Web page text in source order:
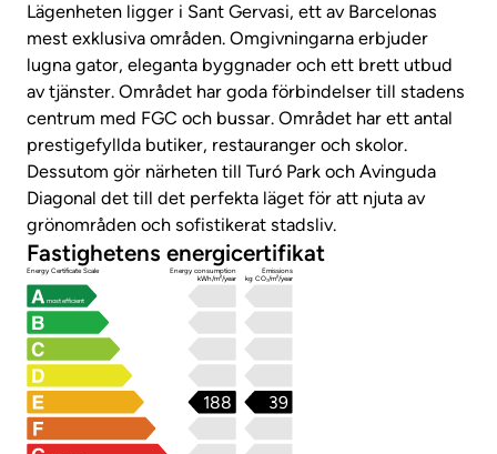
Lägenheten ligger i Sant Gervasi, ett av Barcelonas
mest exklusiva områden. Omgivningarna erbjuder
lugna gator, eleganta byggnader och ett brett utbud
av tjänster. Området har goda förbindelser till stadens
centrum med FGC och bussar. Området har ett antal
prestigefyllda butiker, restauranger och skolor.
Dessutom gör närheten till Turó Park och Avinguda
Diagonal det till det perfekta läget för att njuta av
grönområden och sofistikerat stadsliv.
Fastighetens energicertifikat
Energy Certificate Scale
Energy consumption
kWh/m²/year
Emissions
kg CO₂/m²/year
most efficient
39
188